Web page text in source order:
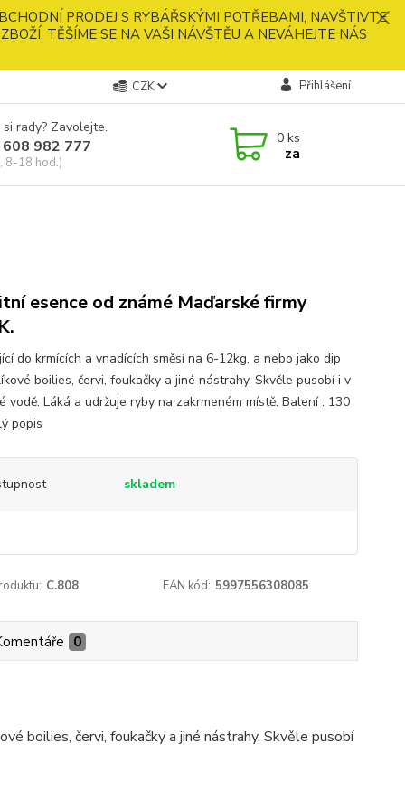
PRODEJ S RYBÁŘSKÝMI POTŘEBAMI, NAVŠTIVTE
TĚŠÍME SE NA VAŠI NÁVŠTĚU A NEVÁHEJTE NÁS
CZK Přihlášení
rady? Zavolejte.
982 777
8-18 hod.)
0 ks
za
esence od známé Maďarské firmy
do krmících a vnadících směsí na 6-12kg, a nebo jako dip
boilies, červi, foukačky a jiné nástrahy. Skvěle pusobí i v
vodě. Láká a udržuje ryby na zakrmeném místě. Balení : 130
popis
skladem
C.808 EAN kód: 5997556308085
0
boilies, červi, foukačky a jiné nástrahy. Skvěle pusobí